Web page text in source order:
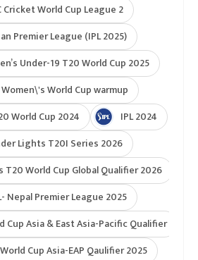
Cricket World Cup League 2
Premier League (IPL 2025)
Under-19 T20 World Cup 2025
Women\'s World Cup warmup
World Cup 2024
IPL 2024
Lights T20I Series 2026
T20 World Cup Global Qualifier 2026
Nepal Premier League 2025
Cup Asia & East Asia-Pacific Qualifier
Cup Asia-EAP Qaulifier 2025